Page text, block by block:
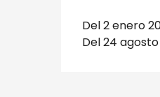
Del 2 enero
Del 24